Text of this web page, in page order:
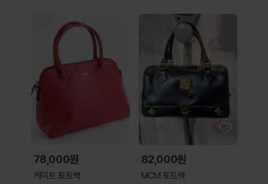
78,000원
케이트 토트백
82,000원
MCM 토트백